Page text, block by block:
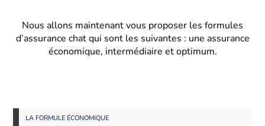
Nous allons maintenant vous proposer les formules
d’assurance chat qui sont les suivantes : une assurance
économique, intermédiaire et optimum.
LA FORMULE ÉCONOMIQUE